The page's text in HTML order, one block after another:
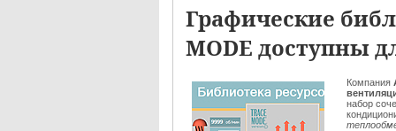
Графические
MODE доступны
Компания
набор